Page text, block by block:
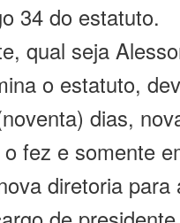
34 do estatuto.
qual seja
o estatuto,
dias,
fez e somente
diretoria